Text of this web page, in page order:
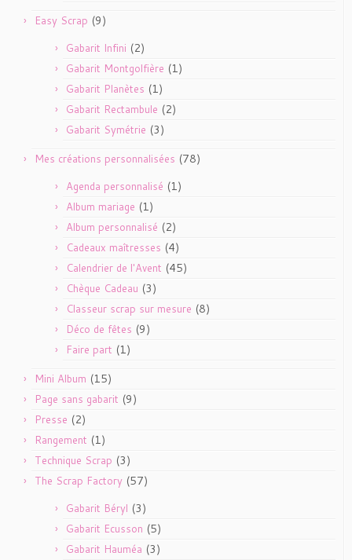
Easy Scrap (9)
Gabarit Infini (2)
Gabarit Montgolfière (1)
Gabarit Planètes (1)
Gabarit Rectambule (2)
Gabarit Symétrie (3)
Mes créations personnalisées (78)
Agenda personnalisé (1)
Album mariage (1)
Album personnalisé (2)
Cadeaux maîtresses (4)
Calendrier de l'Avent (45)
Chèque Cadeau (3)
Classeur scrap sur mesure (8)
Déco de fêtes (9)
Faire part (1)
Mini Album (15)
Page sans gabarit (9)
Presse (2)
Rangement (1)
Technique Scrap (3)
The Scrap Factory (57)
Gabarit Béryl (3)
Gabarit Ecusson (5)
Gabarit Hauméa (3)